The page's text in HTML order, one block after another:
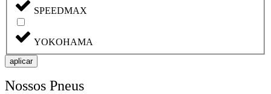
SPEEDMAX
YOKOHAMA
aplicar
Nossos Pneus